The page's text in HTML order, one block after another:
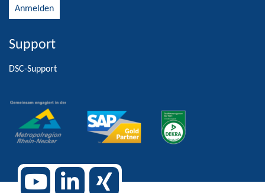
Alternative:
Support
DSC-Support